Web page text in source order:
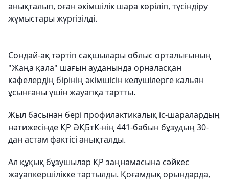
анықталып, оған әкімшілік шара көріліп, түсіндіру
жұмыстары жүргізілді.
Сондай-ақ тәртіп сақшылары облыс орталығының
"Жаңа қала" шағын ауданында орналасқан
кафелердің бірінің әкімшісін келушілерге кальян
ұсынғаны үшін жауапқа тартты.
Жыл басынан бері профилактикалық іс-шаралардың
нәтижесінде ҚР ӘҚБтК-нің 441-бабын бұзудың 30-
дан астам фактісі анықталды.
Ал құқық бұзушылар ҚР заңнамасына сәйкес
жауапкершілікке тартылды. Қоғамдық орындарда,